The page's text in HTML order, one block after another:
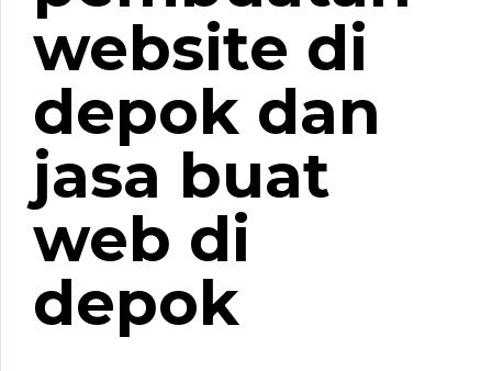
website di
depok dan
jasa buat
web di
depok